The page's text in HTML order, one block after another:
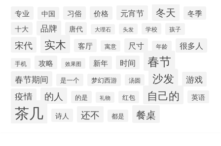
专业 中国 习俗 价格 元宵节 冬天 冬季
十大 品牌 唐代 大理石 头发 学校 孩子
宋代 实木 客厅 寓意 尺寸 年龄 很多人
手机 攻略 效果图 新年 时间 春节
春节期间 是一个 梦幻西游 汤圆 沙发 游戏
疫情 的人 的是 礼物 红包 自己的 英语
茶几 诗人 还不 都是 餐桌